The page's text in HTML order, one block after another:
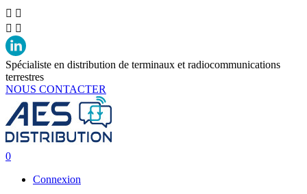
 
 
Spécialiste en distribution de terminaux et radiocommunications
terrestres
NOUS CONTACTER
0
Connexion